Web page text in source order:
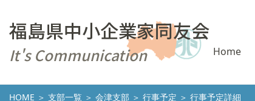
福島県中小企業家同友会
It's Communication Home
HOME ＞ 支部一覧 ＞ 会津支部 ＞ 行事予定 ＞ 行事予定詳細